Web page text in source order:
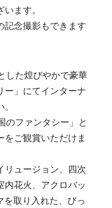
ます。
記念撮影もできます
した煌びやかで豪華
ー」にてインターナ
のファンタシー」と
をご観賞いただけま
リュージョン、四次
内花火、アクロバッ
を取り入れた、びっ